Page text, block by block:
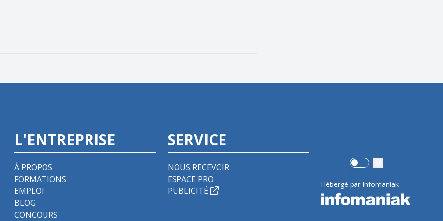
L'ENTREPRISE
À PROPOS
FORMATIONS
EMPLOI
BLOG
CONCOURS
SERVICE
NOUS RECEVOIR
ESPACE PRO
PUBLICITÉ
Use setting
Hébergé par Infomaniak